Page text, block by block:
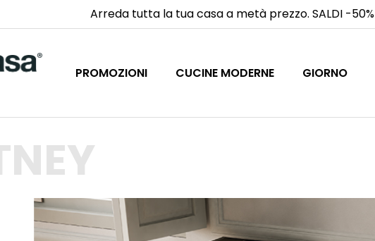
Arreda tutta la tua casa a metà prezzo. SALDI -50%
PROMOZIONI CUCINE MODERNE GIORNO